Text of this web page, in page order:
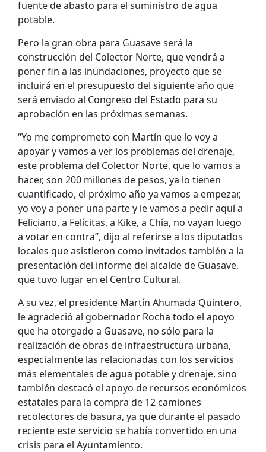
fuente de abasto para el suministro de agua
potable.
Pero la gran obra para Guasave será la
construcción del Colector Norte, que vendrá a
poner fin a las inundaciones, proyecto que se
incluirá en el presupuesto del siguiente año que
será enviado al Congreso del Estado para su
aprobación en las próximas semanas.
“Yo me comprometo con Martín que lo voy a
apoyar y vamos a ver los problemas del drenaje,
este problema del Colector Norte, que lo vamos a
hacer, son 200 millones de pesos, ya lo tienen
cuantificado, el próximo año ya vamos a empezar,
yo voy a poner una parte y le vamos a pedir aquí a
Feliciano, a Felícitas, a Kike, a Chía, no vayan luego
a votar en contra”, dijo al referirse a los diputados
locales que asistieron como invitados también a la
presentación del informe del alcalde de Guasave,
que tuvo lugar en el Centro Cultural.
A su vez, el presidente Martín Ahumada Quintero,
le agradeció al gobernador Rocha todo el apoyo
que ha otorgado a Guasave, no sólo para la
realización de obras de infraestructura urbana,
especialmente las relacionadas con los servicios
más elementales de agua potable y drenaje, sino
también destacó el apoyo de recursos económicos
estatales para la compra de 12 camiones
recolectores de basura, ya que durante el pasado
reciente este servicio se había convertido en una
crisis para el Ayuntamiento.